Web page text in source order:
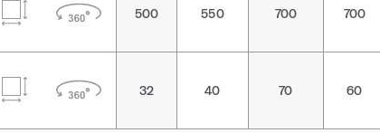
500 550 700 700
32 40 70 60